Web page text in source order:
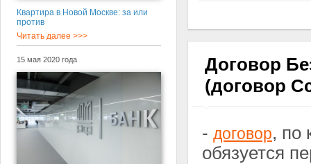
Квартира в Новой Москве: за или
против
Читать далее >>>
15 мая 2020 года
Договор
(договор
- договор, по
обязуется